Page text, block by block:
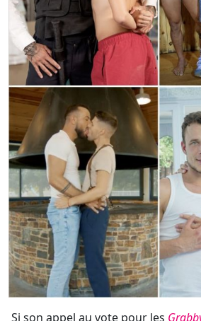
Si son appel au vote pour les
a fait gagner aucun prix en nom
est dans trois des quatre scènes
film de Marc Celtik (alias Ridley
qui a reçu le prix du Meilleur
- Photos : Gaysight et